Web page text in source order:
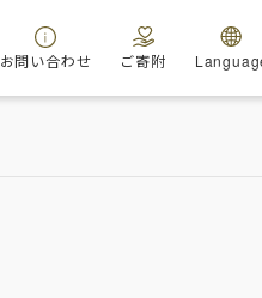
お問い合わせ ご寄附